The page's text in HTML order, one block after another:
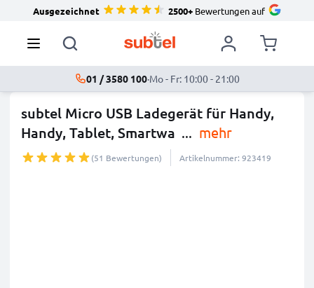
Ausgezeichnet 2500+Bewertungen auf
01 / 3580 100·Mo - Fr: 10:00 - 21:00
subtel Micro USB Ladegerät für Handy,
Handy, Tablet, Smartwa ... mehr
(51 Bewertungen) Artikelnummer: 923419